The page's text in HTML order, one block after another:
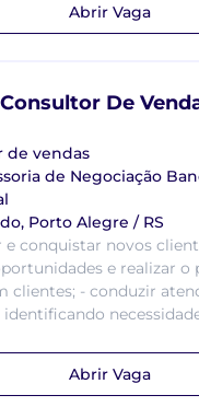
Abrir Vaga
De
de vendas
de Negociação
Porto Alegre / RS
e conquistar novos
e realizar o
clientes; - conduzir
Abrir Vaga